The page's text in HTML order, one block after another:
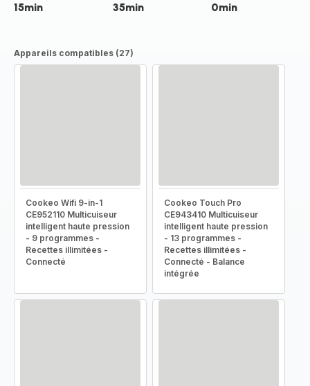
15min 35min 0min
Appareils compatibles (27)
Cookeo Wifi 9-in-1
CE952110 Multicuiseur
intelligent haute pression
- 9 programmes -
Recettes illimitées -
Connecté
Cookeo Touch Pro
CE943410 Multicuiseur
intelligent haute pression
- 13 programmes -
Recettes illimitées -
Connecté - Balance
intégrée